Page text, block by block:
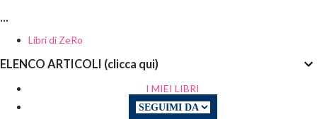
...
Libri di ZeRo
ELENCO ARTICOLI (clicca qui)
I MIEI LIBRI